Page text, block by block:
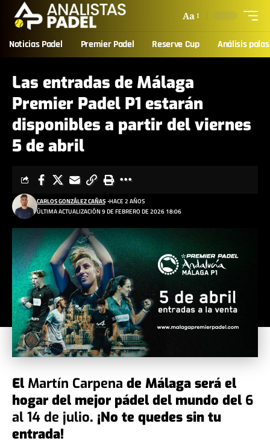
Aa
Noticias Padel Premier Padel Reserve Cup Análisis palas
Las entradas de Málaga
Premier Padel P1 estarán
disponibles a partir del viernes
5 de abril
ÚLTIMA ACTUALIZACIÓN 9 DE FEBRERO DE 2026 18:06
CARLOS GONZÁLEZ CAÑAS HACE 2 AÑOS
El Martín Carpena de Málaga será el
hogar del mejor pádel del mundo del 6
al 14 de julio. ¡No te quedes sin tu
entrada!